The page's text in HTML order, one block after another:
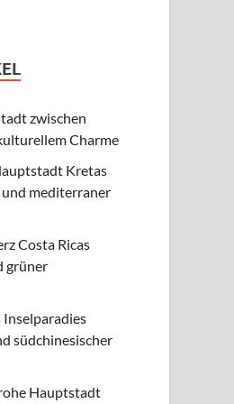
zwischen
Charme
Kretas
mediterraner
Costa Ricas
grüner
Inselparadies
südchinesischer
Hauptstadt